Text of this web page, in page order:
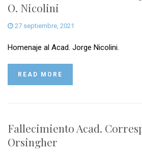
O. Nicolini
27 septiembre, 2021
Homenaje al Acad. Jorge Nicolini.
READ MORE
Fallecimiento Acad.
Orsingher